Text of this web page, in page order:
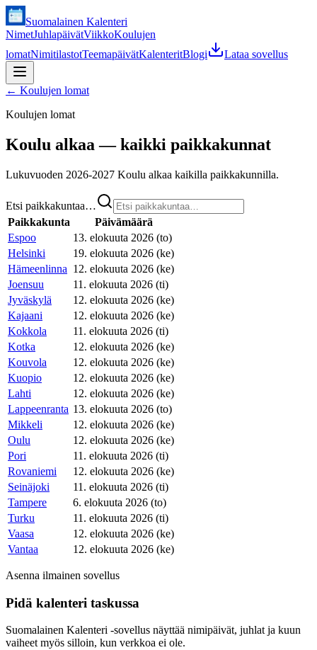
Suomalainen Kalenteri
NimetJuhlapäivätViikkoKoulujen
lomatNimitilastotTeemapäivätKalenteritBlogi Lataa sovellus
← Koulujen lomat
Koulujen lomat
Koulu alkaa — kaikki paikkakunnat
Lukuvuoden 2026-2027 Koulu alkaa kaikilla paikkakunnilla.
Etsi paikkakuntaa…
Paikkakunta
Päivämäärä
Espoo
13. elokuuta 2026 (to)
Helsinki
19. elokuuta 2026 (ke)
Hämeenlinna 12. elokuuta 2026 (ke)
Joensuu
11. elokuuta 2026 (ti)
Jyväskylä
12. elokuuta 2026 (ke)
Kajaani
12. elokuuta 2026 (ke)
Kokkola
11. elokuuta 2026 (ti)
Kotka
12. elokuuta 2026 (ke)
Kouvola
12. elokuuta 2026 (ke)
Kuopio
12. elokuuta 2026 (ke)
Lahti
12. elokuuta 2026 (ke)
Lappeenranta 13. elokuuta 2026 (to)
Mikkeli
12. elokuuta 2026 (ke)
Oulu
12. elokuuta 2026 (ke)
Pori
11. elokuuta 2026 (ti)
Rovaniemi
12. elokuuta 2026 (ke)
Seinäjoki
11. elokuuta 2026 (ti)
Tampere
6. elokuuta 2026 (to)
Turku
11. elokuuta 2026 (ti)
Vaasa
12. elokuuta 2026 (ke)
Vantaa
12. elokuuta 2026 (ke)
Asenna ilmainen sovellus
Pidä kalenteri taskussa
Suomalainen Kalenteri ‑sovellus näyttää nimipäivät, juhlat ja kuun
vaiheet myös silloin, kun verkkoa ei ole.